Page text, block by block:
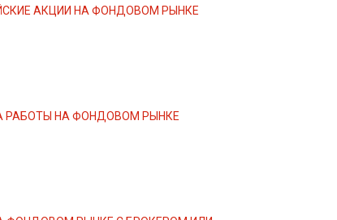
АКЦИИ НА ФОНДОВОМ РЫНКЕ
РАБОТЫ НА ФОНДОВОМ РЫНКЕ